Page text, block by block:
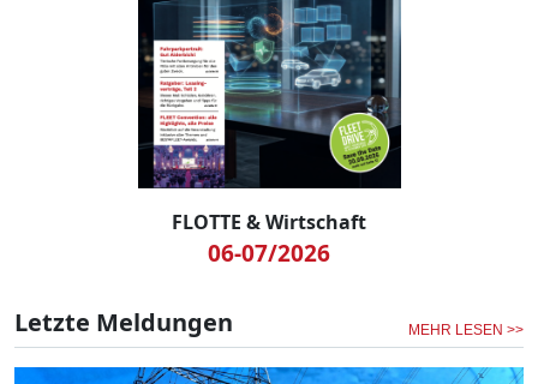
FLOTTE & Wirtschaft
06-07/2026
Letzte Meldungen MEHR LESEN >>